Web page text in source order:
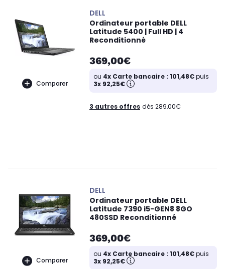
Comparer
DELL
Ordinateur portable DELL
Latitude 5400 | Full HD | 4
Reconditionné
369,00€
ou 4x Carte bancaire : 101,48€puis
3x 92,25€
3 autres offres dès 289,00€
Comparer
DELL
Ordinateur portable DELL
Latitude 7390 i5-GEN8 8GO
480SSD Reconditionné
369,00€
ou 4x Carte bancaire : 101,48€puis
3x 92,25€